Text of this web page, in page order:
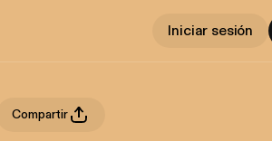
Iniciar sesión
Compartir